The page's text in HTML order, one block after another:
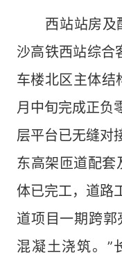
西站站房及配
沙高铁西站综合
车楼北区主体结
月中旬完成正负
层平台已无缝对
东高架匝道配套
体已完工，道路
道项目一期跨
混凝土浇筑。”